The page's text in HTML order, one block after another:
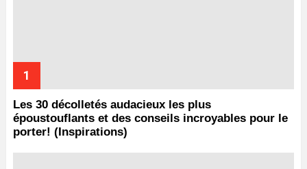
Les 30 décolletés audacieux les plus
époustouflants et des conseils incroyables pour le
porter! (Inspirations)